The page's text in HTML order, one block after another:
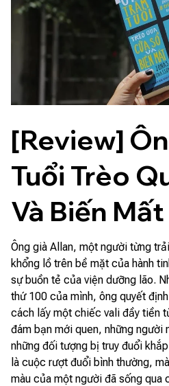
[Review]
Tuổi Trèo
Và Biến Mất
Ông già Allan, một người từng
khổng lồ trên bề mặt của hành
sự buồn tẻ của viện dưỡng lão.
thứ 100 của mình, ông quyết
cách lấy một chiếc vali đầy tiền
đám bạn mới quen, những người
những đối tượng bị truy đuổi
là cuộc rượt đuổi bình thường,
màu của một người đã sống qua